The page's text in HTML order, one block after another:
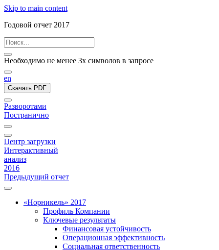
Skip to main content
Годовой отчет 2017
Необходимо не менее 3х символов в запросе
en
Скачать PDF
Разворотами
Постранично
Центр загрузки
Интерактивный
анализ
2016
Предыдущий отчет
«Норникель» 2017
Профиль Компании
Ключевые результаты
Финансовая устойчивость
Операционная эффективность
Социальная ответственность